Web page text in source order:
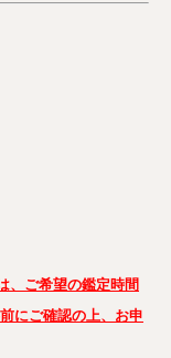
、ご希望の鑑定時間
にご確認の上、お申